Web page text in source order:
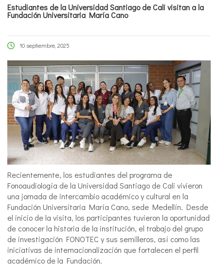
Estudiantes de la Universidad Santiago de Cali visitan a la
Fundación Universitaria María Cano
10 septiembre, 2025
Recientemente, los estudiantes del programa de
Fonoaudiología de la Universidad Santiago de Cali vivieron
una jornada de intercambio académico y cultural en la
Fundación Universitaria María Cano, sede Medellín. Desde
el inicio de la visita, los participantes tuvieron la oportunidad
de conocer la historia de la institución, el trabajo del grupo
de investigación FONOTEC y sus semilleros, así como las
iniciativas de internacionalización que fortalecen el perfil
académico de la Fundación.